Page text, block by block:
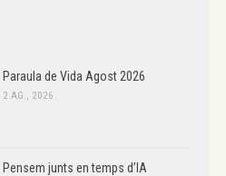
Paraula de Vida Agost 2026
2 AG., 2026
Pensem junts en temps d’IA